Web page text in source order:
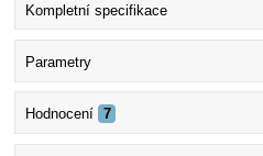
Kompletní specifikace
Parametry
Hodnocení 7